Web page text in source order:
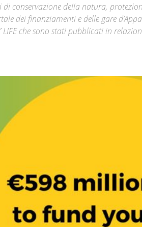
Città
conservazione della natura,
dei finanziamenti e delle gare
che sono stati pubblicati in